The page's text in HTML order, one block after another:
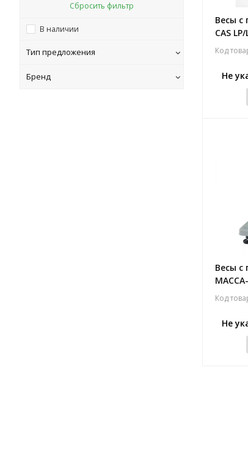
Сбросить фильтр
В наличии
Тип предложения
Бренд
Весы с
CAS LP/
Код
Не
Весы с
МАССА-
Код
Не